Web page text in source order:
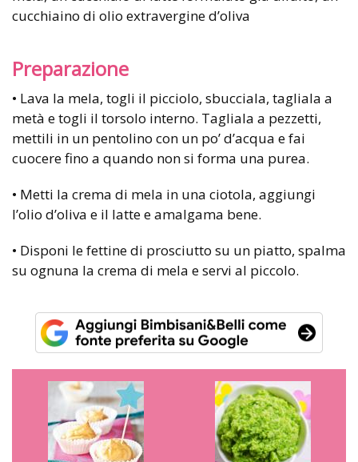
cucchiaino di olio extravergine d’oliva
Preparazione
• Lava la mela, togli il picciolo, sbucciala, tagliala a
metà e togli il torsolo interno. Tagliala a pezzetti,
mettili in un pentolino con un po’ d’acqua e fai
cuocere fino a quando non si forma una purea.
• Metti la crema di mela in una ciotola, aggiungi
l’olio d’oliva e il latte e amalgama bene.
• Disponi le fettine di prosciutto su un piatto, spalma
su ognuna la crema di mela e servi al piccolo.